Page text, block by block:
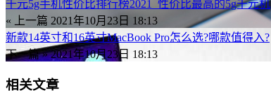
千元5g手机性价比排行榜2021_性价比最高的5g千元机
« 上一篇 2021年10月23日 18:13
新款14英寸和16英寸MacBook Pro怎么选?哪款值得入?
下一篇 » 2021年10月23日 18:13
相关文章